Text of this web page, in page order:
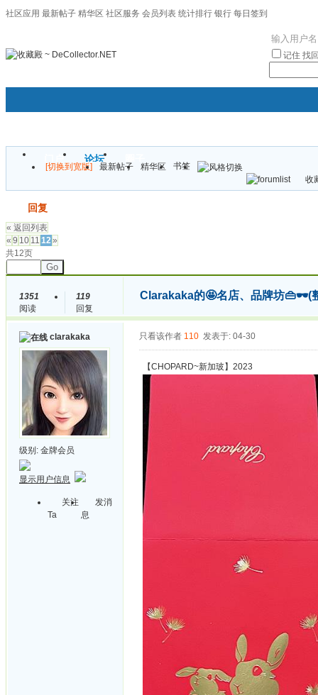
社区应用 最新帖子 精华区 社区服务 会员列表 统计排行 银行 每日签到
记住 找
门户 论坛
[切换到宽版] 最新帖子 精华区
书签
收
回复
« 返回列表
« 9 10 11 12»
共12页
Go
1351
阅读
119
回复
Clarakaka的🤩名店、品牌坊👜🕶️(
clarakaka
级别: 金牌会员
显示用户信息
关注
Ta
发消
息
只看该作者 110 发表于: 04-30
【CHOPARD~新加玻】2023